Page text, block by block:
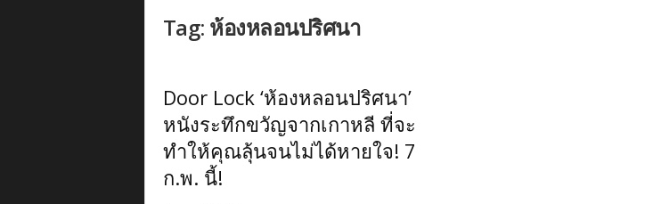
Tag: ห้องหลอนปริศนา
Door Lock ‘ห้องหลอนปริศนา’
หนังระทึกขวัญจากเกาหลี ที่จะ
ทำให้คุณลุ้นจนไม่ได้หายใจ! 7
ก.พ. นี้!